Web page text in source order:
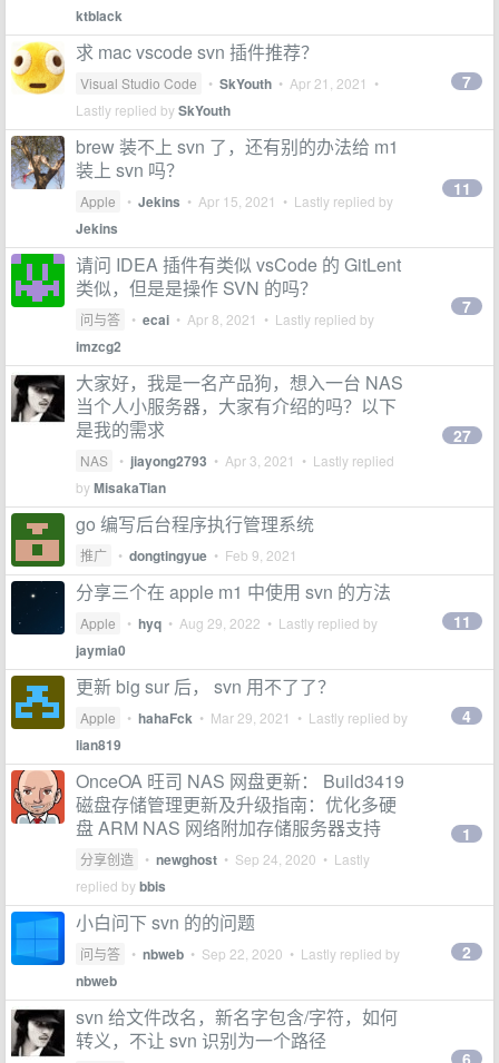
ktblack
求 mac vscode svn 插件推荐？
Visual Studio Code • SkYouth • Apr 21, 2021 •
Lastly replied bySkYouth
7
brew 装不上 svn 了，还有别的办法给 m1
装上 svn 吗？
Apple • Jekins • Apr 15, 2021 • Lastly replied by
Jekins
11
请问 IDEA 插件有类似 vsCode 的 GitLent
类似，但是是操作 SVN 的吗？
问与答 • ecai • Apr 8, 2021 • Lastly replied by
imzcg2
7
大家好，我是一名产品狗，想入一台 NAS
当个人小服务器，大家有介绍的吗？以下
是我的需求
NAS • jiayong2793 • Apr 3, 2021 • Lastly replied
byMisakaTian
27
go 编写后台程序执行管理系统
推广 • dongtingyue • Feb 9, 2021
分享三个在 apple m1 中使用 svn 的方法
Apple • hyq • Aug 29, 2022 • Lastly replied by
jaymia0
11
更新 big sur 后， svn 用不了了？
Apple • hahaFck • Mar 29, 2021 • Lastly replied by
lian819
4
OnceOA 旺司 NAS 网盘更新： Build3419
磁盘存储管理更新及升级指南：优化多硬
盘 ARM NAS 网络附加存储服务器支持
分享创造 • newghost • Sep 24, 2020 • Lastly
replied bybbis
1
小白问下 svn 的的问题
问与答 • nbweb • Sep 22, 2020 • Lastly replied by
nbweb
2
svn 给文件改名，新名字包含/字符，如何
转义，不让 svn 识别为一个路径
6